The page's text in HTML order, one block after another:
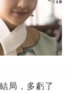
局，多虧了